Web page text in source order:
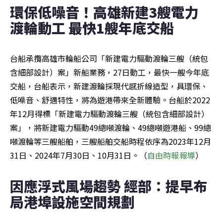
環保低噪音！高雄新建3艘電力
渡輪動工 最快1艘年底交船
台船承攬高雄市輪船公司「新建電力驅動渡輪三艘（統包
含細部設計）案」新船業務，27日動工，最快一艘今年底
交船，台船表示，新建渡輪採現代感折線造型，具環保、
低噪音、舒適特性，將為遊港帶來全新體驗。台船於2022
年12月得標「新建電力驅動渡輪三艘（統包含細部設計）
案」，將新建電力驅動49總噸渡輪、49總噸遊港船、99總
噸渡輪等三艘船舶，三艘船舶交船時程依序為2023年12月
31日、2024年7月30日、10月31日。（自由時報報導）
因應浮式風場趨勢 經部：提早布
局港埠設施空間規劃